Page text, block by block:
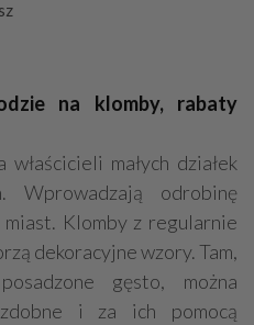
na klomby, rabaty
małych działek
Wprowadzają odrobinę
Klomby z regularnie
dekoracyjne wzory. Tam,
gęsto, można
i za ich pomocą